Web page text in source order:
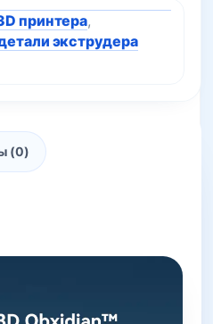
принтера,
экструдера
(0)